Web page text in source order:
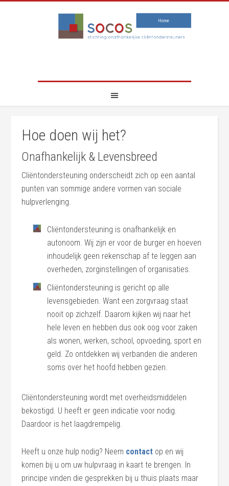
Hoe doen wij het?
Onafhankelijk & Levensbreed
Cliëntondersteuning onderscheidt zich op een aantal
punten van sommige andere vormen van sociale
hulpverlenging.
Cliëntondersteuning is onafhankelijk en
autonoom. Wij zijn er voor de burger en hoeven
inhoudelijk geen rekenschap af te leggen aan
overheden, zorginstellingen of organisaties.
Cliëntondersteuning is gericht op alle
levensgebieden. Want een zorgvraag staat
nooit op zichzelf. Daarom kijken wij naar het
hele leven en hebben dus ook oog voor zaken
als wonen, werken, school, opvoeding, sport en
geld. Zo ontdekken wij verbanden die anderen
soms over het hoofd hebben gezien.
Cliëntondersteuning wordt met overheidsmiddelen
bekostigd. U heeft er geen indicatie voor nodig.
Daardoor is het laagdrempelig.
Heeft u onze hulp nodig? Neem contact op en wij
komen bij u om uw hulpvraag in kaart te brengen. In
principe vinden die gesprekken bij u thuis plaats maar